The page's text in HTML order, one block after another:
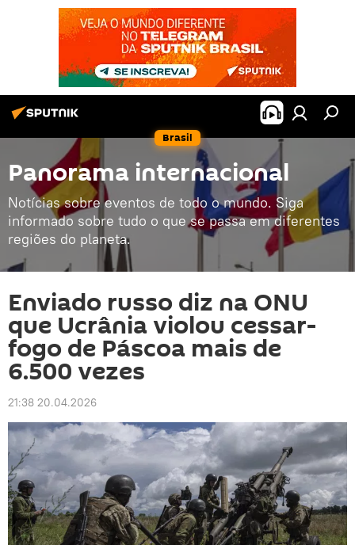
Brasil
Panorama internacional
Notícias sobre eventos de todo o mundo. Siga
informado sobre tudo o que se passa em diferentes
regiões do planeta.
Enviado russo diz na ONU
que Ucrânia violou cessar-
fogo de Páscoa mais de
6.500 vezes
21:38 20.04.2026